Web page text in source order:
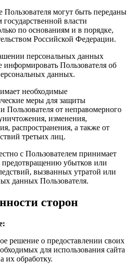
могут быть переданы
власти
по основаниям и в порядке,
Российской Федерации.
персональных данных
Пользователя об
данных.
необходимые
меры для защиты
Пользователя от неправомерного
изменения,
распространения, а также от
третьих лиц.
с Пользователем принимает
убытков или
вызванных утратой или
данных Пользователя.
сторон
решение о предоставлении своих
для использования сайта
их обработку.